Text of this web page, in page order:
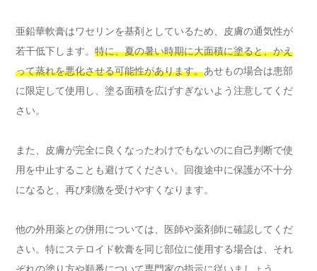
亜鉛華軟膏はワセリンを基剤としているため、皮膚の通気性が
若干低下します。 特に、夏の暑い時期に大面積に塗ると、かえ
って蒸れを悪化させる可能性があります。あせもの場合は患部
に限定して使用し、塗る面積を広げすぎないよう注意してくだ
さい。
また、皮膚が完全に良くなったわけでもないのに自己判断で使
用を中止することも避けてください。回復途中に保護が不十分
になると、再び刺激を受けやすくなります。
他の外用薬との併用については、医師や薬剤師に確認してくだ
さい。特にステロイド軟膏を同じ部位に使用する場合は、それ